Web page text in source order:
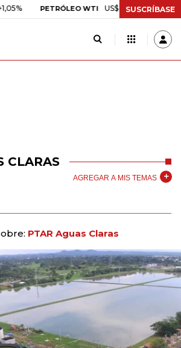
PETRÓLEO WTI US$ 75,09 -US$ 0,24 -
SUSCRÍBASE
CLARAS
AGREGAR A MIS TEMAS
PTAR Aguas Claras